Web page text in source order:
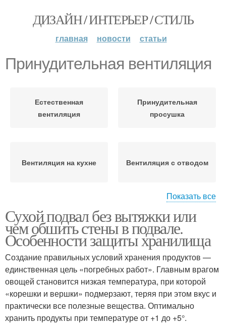
ДИЗАЙН / ИНТЕРЬЕР / СТИЛЬ
главная новости статьи
Принудительная вентиляция
Естественная
вентиляция
Принудительная
просушка
Вентиляция на кухне Вентиляция с отводом
Искусственная
вентиляция
вентиляции
Вентиляции через стену
Вентиляция в частном
доме
Вентиляции в частном
Показать все
Сухой подвал без вытяжки или
чем обшить стены в подвале.
Особенности защиты хранилища
Создание правильных условий хранения продуктов —
единственная цель «погребных работ». Главным врагом
овощей становится низкая температура, при которой
«корешки и вершки» подмерзают, теряя при этом вкус и
практически все полезные вещества. Оптимально
хранить продукты при температуре от +1 до +5°.